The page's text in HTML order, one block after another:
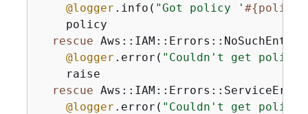
@logger .info( "Got policy ' #{
    policy
rescue Aws::IAM::Errors::NoSuchEntity
@logger .error( "Couldn't get policy
    raise
rescue
@logger .error( "Couldn't get policy